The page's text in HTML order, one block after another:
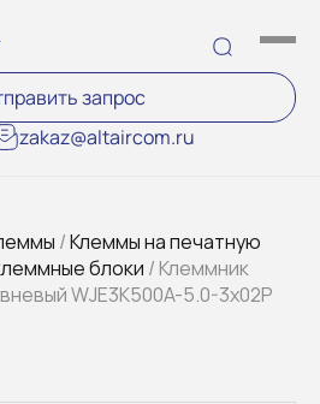
zakaz@altaircom.ru
запрос
/Клеммы на печатную
блоки / Клеммник
WJE3K500A-5.0-3x02P